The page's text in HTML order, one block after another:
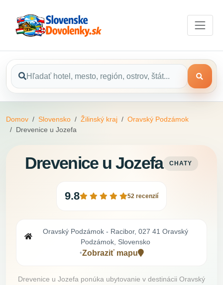
Domov Slovensko Žilinský kraj
Oravský Podzámok
Drevenice u Jozefa
Drevenice u Jozefa CHATY
9.8 52 recenzií
Oravský Podzámok - Racibor, 027 41 Oravský
Podzámok, Slovensko
•Zobraziť mapu
Drevenice u Jozefa ponúka ubytovanie v destinácii Oravský